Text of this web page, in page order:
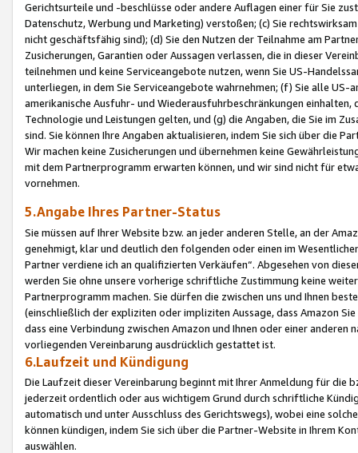
Gerichtsurteile und -beschlüsse oder andere Auflagen einer für Sie
Datenschutz, Werbung und Marketing) verstoßen; (c) Sie
nicht geschäftsfähig sind); (d) Sie den Nutzen der Teilnahme am
Zusicherungen, Garantien oder Aussagen verlassen, die in dieser
teilnehmen und keine Serviceangebote nutzen, wenn Sie US-
unterliegen, in dem Sie Serviceangebote wahrnehmen; (f) Sie alle
amerikanische Ausfuhr- und Wiederausfuhrbeschränkungen
Technologie und Leistungen gelten, und (g) die Angaben, die Sie im
sind. Sie können Ihre Angaben aktualisieren, indem Sie sich über die
Wir machen keine Zusicherungen und übernehmen keine
mit dem Partnerprogramm erwarten können, und wir sind nicht für
vornehmen.
5.Angabe Ihres Partner-Status
Sie müssen auf Ihrer Website bzw. an jeder anderen Stelle, an der
genehmigt, klar und deutlich den folgenden oder einen im
Partner verdiene ich an qualifizierten Verkäufen“. Abgesehen von
werden Sie ohne unsere vorherige schriftliche Zustimmung keine
Partnerprogramm machen. Sie dürfen die zwischen uns und Ihnen
(einschließlich der expliziten oder impliziten Aussage, dass Amazon
dass eine Verbindung zwischen Amazon und Ihnen oder einer
vorliegenden Vereinbarung ausdrücklich gestattet ist.
6.Laufzeit und Kündigung
Die Laufzeit dieser Vereinbarung beginnt mit Ihrer Anmeldung für die
jederzeit ordentlich oder aus wichtigem Grund durch schriftliche
automatisch und unter Ausschluss des Gerichtswegs), wobei eine
können kündigen, indem Sie sich über die Partner-Website in Ihrem
auswählen.